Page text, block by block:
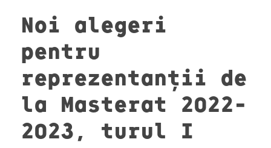
Noi alegeri
pentru
reprezentanții de
la Masterat 2022-
2023, turul I